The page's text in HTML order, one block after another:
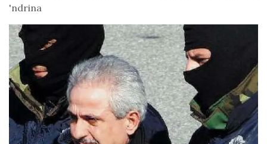
'ndrina